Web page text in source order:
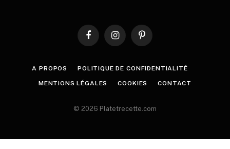
FacebookInstagramPinterest
A PROPOS POLITIQUE DE CONFIDENTIALITÉ
MENTIONS LÉGALES COOKIES CONTACT
© 2026 Platetrecette.com